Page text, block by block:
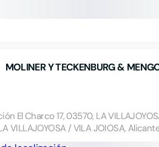
MOLINER Y TECKENBURG &
El Charco 17, 03570, LA
VILLAJOYOSA / VILA JOIOSA,